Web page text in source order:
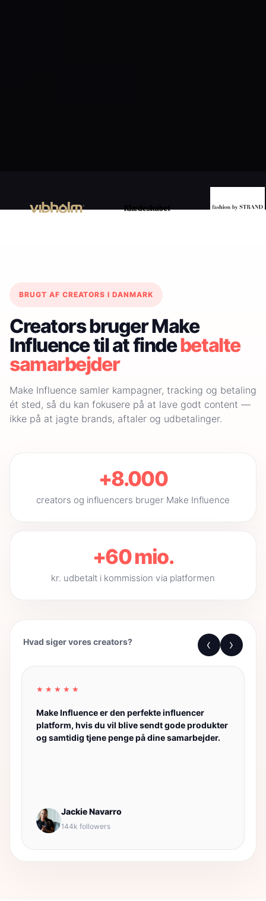
BRUGT AF CREATORS I DANMARK
Creators bruger Make
Influence til at findebetalte
samarbejder
Make Influence samler kampagner, tracking og betaling
ét sted, så du kan fokusere på at lave godt content —
ikke på at jagte brands, aftaler og udbetalinger.
+8.000
creators og influencers bruger Make Influence
+60 mio.
kr. udbetalt i kommission via platformen
Hvad siger vores creators? ‹ ›
★★★★★
Make Influence er den perfekte influencer
platform, hvis du vil blive sendt gode produkter
og samtidig tjene penge på dine samarbejder.
Jackie Navarro
144k followers